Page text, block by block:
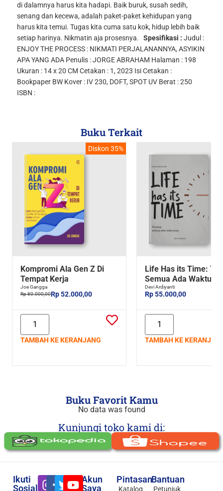
di dalamnya harus kita hadapi. Baik buruk, susah sedih,
senang dan kecewa, adalah paket-paket kehidupan yang
harus kita temui. Tugas kita cuma satu kok, hidup lebih baik
setiap harinya. Nikmatin aja prosesnya. Spesifikasi : Judul :
ENJOY THE PROCESS : NIKMATI PERJALANANNYA, ASYIKIN
APA YANG ADA Penulis : JORGE ABRAHAM Halaman : 198
Ukuran : 14 x 20 CM Cetakan : 1, 2023 Isi Cetakan :
Bookpaper BW Kover : IV 230, DOFT, SPOT UV Berat : 250
ISBN :
Buku Terkait
Diskon 35%
Kompromi Ala Gen Z Di
Tempat Kerja
Joe Gangga
Rp 80.000,00Rp 52.000,00
TAMBAH KE KERANJANG
Life Has its Time:
Semua Ada
Devi Ardiyanti
Rp 55.000,00
TAMBAH KE
Buku Favorit Kamu
No data was found
Kunjungi toko kami di:
Akun
Saya
Pintasan
Katalog
Bantuan
Petunjuk
Ikuti
Sosial